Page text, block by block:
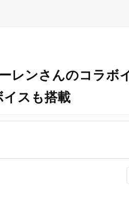
レンさんのコラボ
イスも搭載